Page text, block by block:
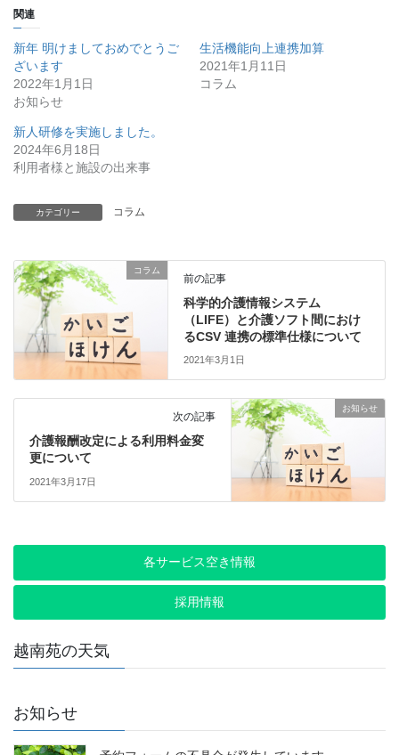
関連
新年 明けましておめでとうご
ざいます
2022年1月1日
お知らせ
生活機能向上連携加算
2021年1月11日
コラム
新人研修を実施しました。
2024年6月18日
利用者様と施設の出来事
カテゴリー コラム
コラム
前の記事
科学的介護情報システム
（LIFE）と介護ソフト間におけ
るCSV 連携の標準仕様について
2021年3月1日
お知らせ
次の記事
介護報酬改定による利用料金変
更について
2021年3月17日
各サービス空き情報
採用情報
越南苑の天気
お知らせ